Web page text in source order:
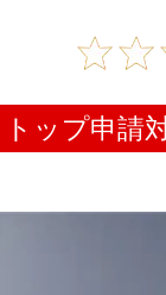
ップ申請